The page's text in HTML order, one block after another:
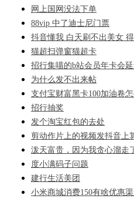
网上国网没法下单
88vip 中了迪士尼门票
抖音懂我 白天刷不出美女
猫超扫弹窗猫超卡
招行集喵的b站会员年卡会
为什么发不出来帖
支付宝财富黑卡100加油卷
招行抽奖
发个淘宝红包的去处
剪动作片上的视频发抖音上
泼天富贵，因为我贪心溜走
度小满码子问题
建行生活美团
小米商城消费150有啥优惠